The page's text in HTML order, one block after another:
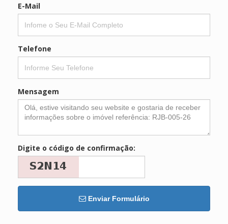
E-Mail
Telefone
Mensagem
Digite o código de confirmação:
Enviar Formulário